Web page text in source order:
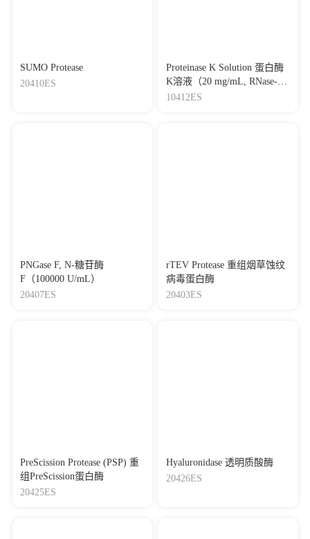
SUMO Protease
20410ES
Proteinase K Solution 蛋白酶
K溶液（20 mg/mL, RNase-
Free, DNase-Free）
10412ES
PNGase F, N-糖苷酶
F（100000 U/mL）
20407ES
rTEV Protease 重组烟草蚀纹
病毒蛋白酶
20403ES
PreScission Protease (PSP) 重
组PreScission蛋白酶
20425ES
Hyaluronidase 透明质酸酶
20426ES